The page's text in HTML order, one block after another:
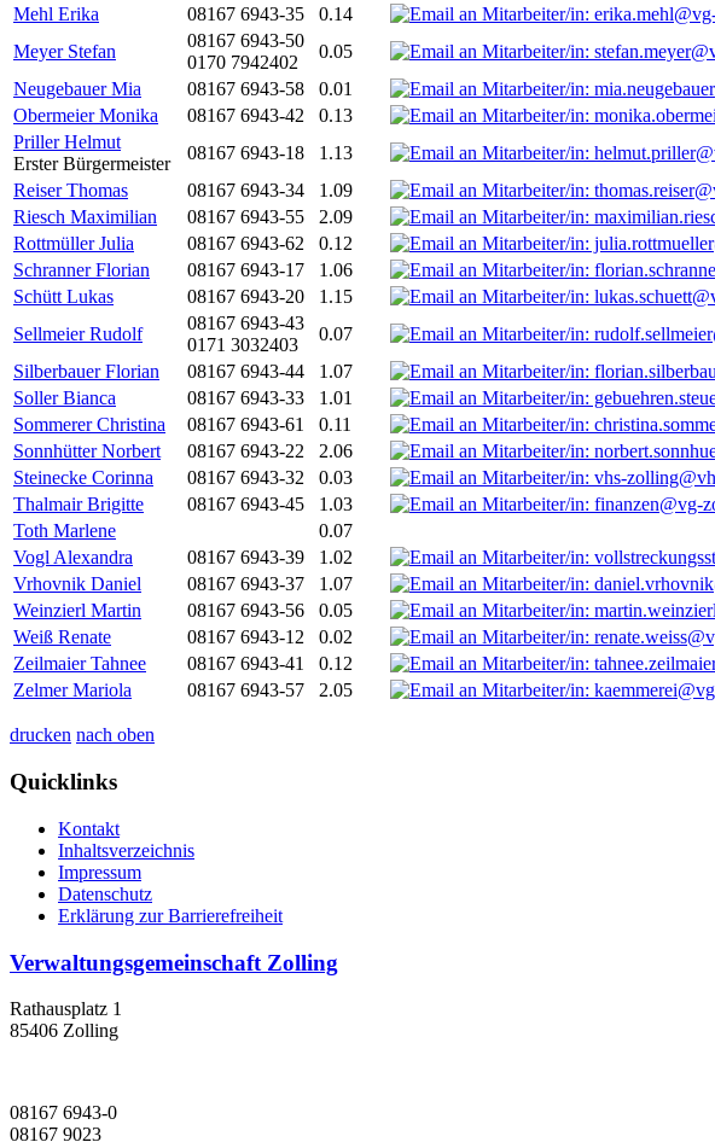
Mehl Erika
08167 6943-35 0.14
Meyer Stefan
08167 6943-50
0170 7942402
0.05
Neugebauer Mia
08167 6943-58 0.01
Obermeier Monika
08167 6943-42 0.13
Priller Helmut
Erster Bürgermeister
08167 6943-18 1.13
Reiser Thomas
08167 6943-34 1.09
Riesch Maximilian
08167 6943-55 2.09
Rottmüller Julia
08167 6943-62 0.12
Schranner Florian
08167 6943-17 1.06
Schütt Lukas
08167 6943-20 1.15
Sellmeier Rudolf
08167 6943-43
0171 3032403
0.07
Silberbauer Florian
08167 6943-44 1.07
Soller Bianca
08167 6943-33 1.01
Sommerer Christina
08167 6943-61 0.11
Sonnhütter Norbert
08167 6943-22 2.06
Steinecke Corinna
08167 6943-32 0.03
Thalmair Brigitte
08167 6943-45 1.03
Toth Marlene
0.07
Vogl Alexandra
08167 6943-39 1.02
Vrhovnik Daniel
08167 6943-37 1.07
Weinzierl Martin
08167 6943-56 0.05
Weiß Renate
08167 6943-12 0.02
Zeilmaier Tahnee
08167 6943-41 0.12
Zelmer Mariola
08167 6943-57 2.05
drucken nach oben
Quicklinks
Kontakt
Inhaltsverzeichnis
Impressum
Datenschutz
Erklärung zur Barrierefreiheit
Verwaltungsgemeinschaft Zolling
Rathausplatz 1
85406 Zolling
08167 6943-0
08167 9023